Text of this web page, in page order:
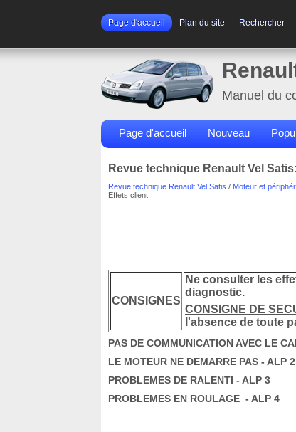
Page d'accueil Plan du site Rechercher
Manuel du
Page d'accueil Nouveau
Revue technique Renault Vel
Revue technique Renault Vel Satis / Moteur et
Effets client
CONSIGNES
Ne consulter les
diagnostic.
CONSIGNE DE
l'absence de toute
PAS DE COMMUNICATION AVEC LE
LE MOTEUR NE DEMARRE PAS - ALP 2
PROBLEMES DE RALENTI - ALP 3
PROBLEMES EN ROULAGE - ALP 4